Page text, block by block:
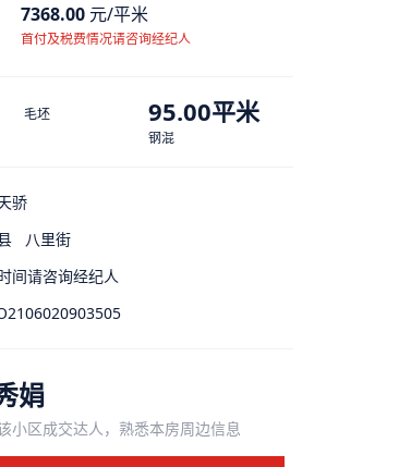
7368.00 元/平米
首付及税费情况请咨询经纪人
毛坯 95.00平米
钢混
骄
八里街
间请咨询经纪人
娟
小区成交达人，熟悉本房周边信息